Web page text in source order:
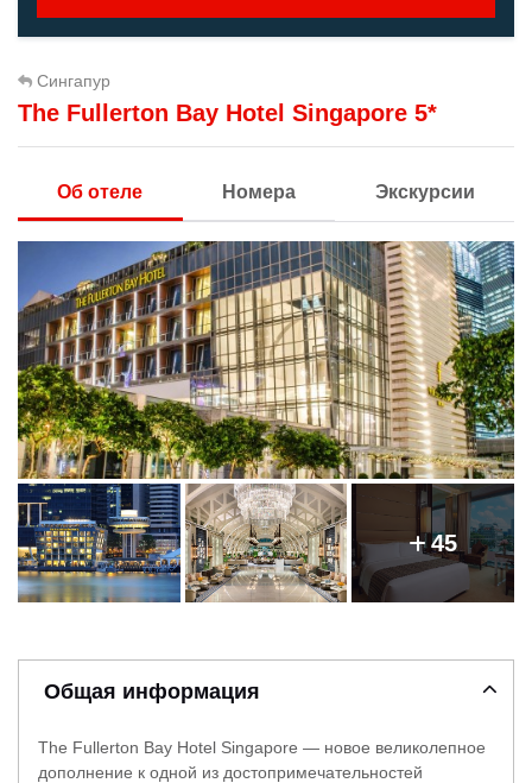
Сингапур
The Fullerton Bay Hotel Singapore 5*
Об отеле Номера Экскурсии
45
Общая информация
The Fullerton Bay Hotel Singapore — новое великолепное
дополнение к одной из достопримечательностей